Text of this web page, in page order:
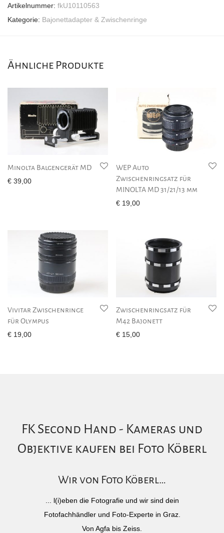
Artikelnummer: fkU10110563
Kategorie: Bajonettadapter & Zwischenringe
Ähnliche Produkte
Minolta Balgengerät MD
€ 39,00
WEP Auto
Zwischenringsatz für
MINOLTA MD 31/21/13 mm
€ 19,00
Vivitar Zwischenringe
für Olympus
€ 19,00
Zwischenringsatz für
M42 Bajonett
€ 15,00
FK Second Hand - Kameras und
Objektive kaufen bei Foto Köberl
Wir von Foto Köberl…
... l(i)eben die Fotografie und wir sind dein
Fotofachhändler und Foto-Experte in Graz.
Von Agfa bis Zeiss.